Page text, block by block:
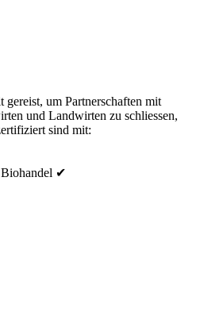
gereist, um Partnerschaften mit
und Landwirten zu schliessen,
sind mit:
✔